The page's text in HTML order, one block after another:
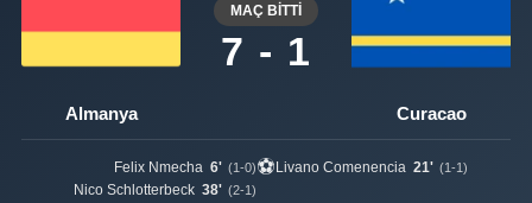
Almanya
MAÇ BİTTİ
7 - 1
Curacao
Felix Nmecha 6' (1-0)
Nico Schlotterbeck 38' (2-1)
⚽ Livano Comenencia 21' (1-1)